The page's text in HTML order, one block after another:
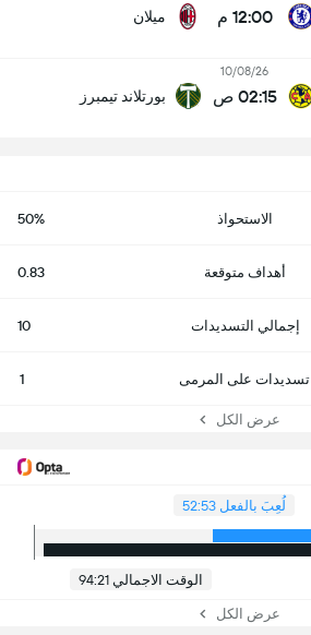
12:00 م ميلان
10/08/26
02:15 ص بورتلاند تيمبرز
الاستحواذ 50%
أهداف متوقعة 0.83
إجمالي التسديدات 10
تسديدات على المرمى 1
عرض الكل
لُعِبَ بالفعل 52:53
الوقت الاجمالي 94:21
عرض الكل